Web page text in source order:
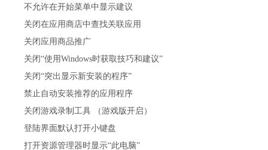
不允许在开始菜单中显示建议
关闭在应用商店中查找关联应用
关闭应用商品推广
关闭“使用Windows时获取技巧和建议”
关闭“突出显示新安装的程序”
禁止自动安装推荐的应用程序
关闭游戏录制工具 （游戏版开启）
登陆界面默认打开小键盘
打开资源管理器时显示“此电脑”